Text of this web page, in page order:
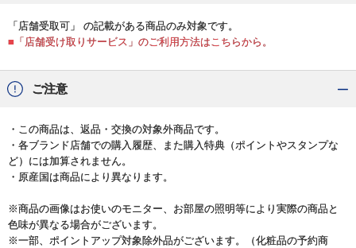
「店舗受取可」 の記載がある商品のみ対象です。
■「店舗受け取りサービス」のご利用方法はこちらから。
ご注意
・この商品は、返品・交換の対象外商品です。
・各ブランド店舗での購入履歴、また購入特典（ポイントやスタンプな
ど）には加算されません。
・原産国は商品により異なります。
※商品の画像はお使いのモニター、お部屋の照明等により実際の商品と
色味が異なる場合がございます。
※一部、ポイントアップ対象除外品がございます。（化粧品の予約商